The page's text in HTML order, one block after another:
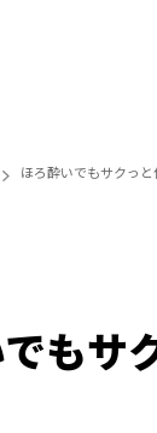
ほろ酔いでもサクっ
もサ